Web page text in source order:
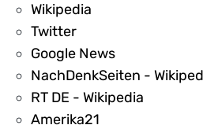
Wikipedia
Twitter
Google News
NachDenkSeiten -
RT DE - Wikipedia
Amerika21